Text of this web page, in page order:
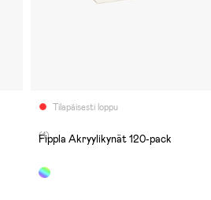
Tilapäisesti loppu
(1)
Fippla Akryylikynät 120-pack